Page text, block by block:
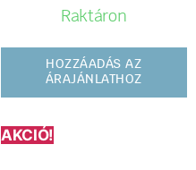
Raktáron
HOZZÁADÁS AZ
ÁRAJÁNLATHOZ
AKCIÓ!